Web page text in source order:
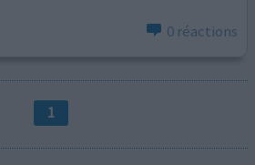
0 réactions
1